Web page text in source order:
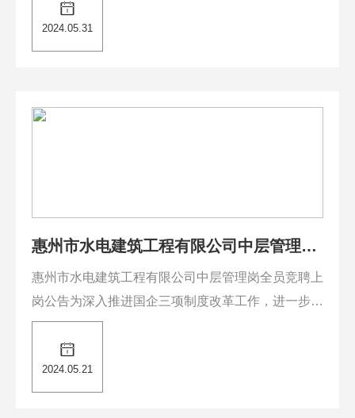
调整，具体报名时间另行通知。特此公告......
2024.05.31
惠州市水电建筑工程有限公司中层管理岗
竞聘公告
惠州市水电建筑工程有限公司中层管理岗全员竞聘上
岗公告为深入推进国企三项制度改革工作，进一步优
化公司人力资源配置，根据公司“三定”改革工作需
要，按照公司党委统一部署，决定对公司各部门（业
务单位）中层管理岗实施“全体起立，公开竞聘”工
作，现将竞聘有关事项公告如…......
2024.05.21